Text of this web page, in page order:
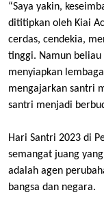
“Saya yakin,
dititipkan oleh Kiai
cerdas, cendekia,
tinggi. Namun beliau
menyiapkan
mengajarkan santri
santri menjadi
Hari Santri 2023 di
semangat juang
adalah agen
bangsa dan negara.